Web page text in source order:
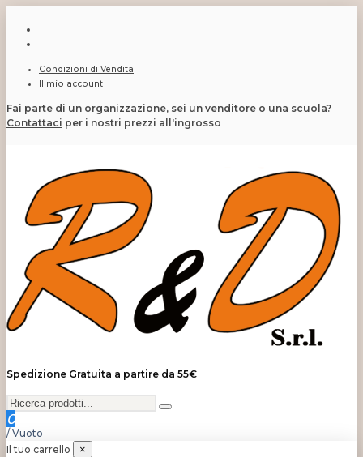
Condizioni di Vendita
Il mio account
Fai parte di un organizzazione, sei un venditore o una scuola?
Contattaci per i nostri prezzi all'ingrosso
Spedizione Gratuita a partire da 55€
0
/ Vuoto
Il tuo carrello
×